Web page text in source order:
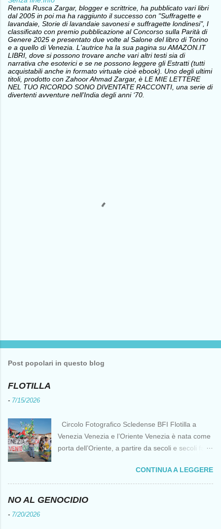
Renata Rusca Zargar, blogger e scrittrice, ha pubblicato vari libri
dal 2005 in poi ma ha raggiunto il successo con "Suffragette e
lavandaie, Storie di lavandaie savonesi e suffragette londinesi", I
classificato con premio pubblicazione al Concorso sulla Parità di
Genere 2025 e presentato due volte al Salone del libro di Torino
e a quello di Venezia. L'autrice ha la sua pagina su AMAZON.IT
LIBRI, dove si possono trovare anche vari altri testi sia di
narrativa che esoterici e se ne possono leggere gli Estratti (tutti
acquistabili anche in formato virtuale cioè ebook). Uno degli ultimi
titoli, prodotto con Zahoor Ahmad Zargar, è LE MIE LETTERE
NEL TUO RICORDO SONO DIVENTATE RACCONTI, una serie di
divertenti avventure nell’India degli anni ‘70.
Post popolari in questo blog
FLOTILLA
- 7/15/2026
Circolo Fotografico Scledense BFI Flotilla a
Venezia Venezia e l’Oriente Venezia è nata come
porta dell’Oriente, a partire da secoli e secoli fa ai
di cantierizzazione veneziane divennero preziose
per tutti i crociati diretti a Gerusalemme. Proprio
le crociate fornirono ai veneziani l’occasione per
CONTINUA A LEGGERE
NO AL GENOCIDIO
- 7/20/2026